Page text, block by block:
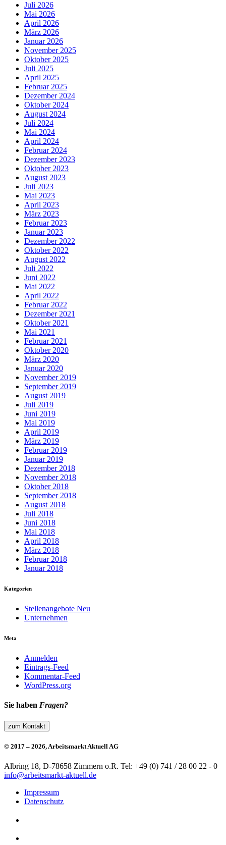
Juli 2026
Mai 2026
April 2026
März 2026
Januar 2026
November 2025
Oktober 2025
Juli 2025
April 2025
Februar 2025
Dezember 2024
Oktober 2024
August 2024
Juli 2024
Mai 2024
April 2024
Februar 2024
Dezember 2023
Oktober 2023
August 2023
Juli 2023
Mai 2023
April 2023
März 2023
Februar 2023
Januar 2023
Dezember 2022
Oktober 2022
August 2022
Juli 2022
Juni 2022
Mai 2022
April 2022
Februar 2022
Dezember 2021
Oktober 2021
Mai 2021
Februar 2021
Oktober 2020
März 2020
Januar 2020
November 2019
September 2019
August 2019
Juli 2019
Juni 2019
Mai 2019
April 2019
März 2019
Februar 2019
Januar 2019
Dezember 2018
November 2018
Oktober 2018
September 2018
August 2018
Juli 2018
Juni 2018
Mai 2018
April 2018
März 2018
Februar 2018
Januar 2018
Kategorien
Stellenangebote Neu
Unternehmen
Meta
Anmelden
Eintrags-Feed
Kommentar-Feed
WordPress.org
Sie haben Fragen?
zum Kontakt
© 2017 – 2026, Arbeitsmarkt Aktuell AG
Albring 18, D-78658 Zimmern o.R. Tel: +49 (0) 741 / 28 00 22 - 0
info@arbeitsmarkt-aktuell.de
Impressum
Datenschutz